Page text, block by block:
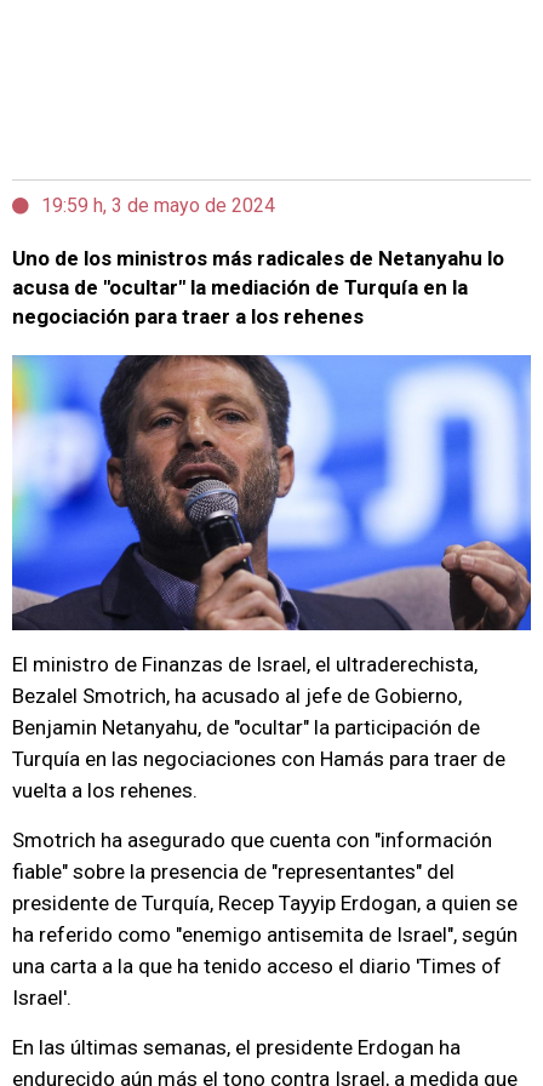
19:59 h, 3 de mayo de 2024
Uno de los ministros más radicales de Netanyahu lo
acusa de "ocultar" la mediación de Turquía en la
negociación para traer a los rehenes
El ministro de Finanzas de Israel, el ultraderechista,
Bezalel Smotrich, ha acusado al jefe de Gobierno,
Benjamin Netanyahu, de "ocultar" la participación de
Turquía en las negociaciones con Hamás para traer de
vuelta a los rehenes.
Smotrich ha asegurado que cuenta con "información
fiable" sobre la presencia de "representantes" del
presidente de Turquía, Recep Tayyip Erdogan, a quien se
ha referido como "enemigo antisemita de Israel", según
una carta a la que ha tenido acceso el diario 'Times of
Israel'.
En las últimas semanas, el presidente Erdogan ha
endurecido aún más el tono contra Israel, a medida que